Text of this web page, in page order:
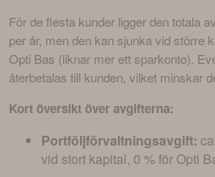
För de flesta kunder ligger den totala
per år, men den kan sjunka vid större
Opti Bas (liknar mer ett sparkonto).
återbetalas till kunden, vilket minskar
Kort översikt över avgifterna:
Portföljförvaltningsavgift:
vid stort kapital, 0 % för Opti